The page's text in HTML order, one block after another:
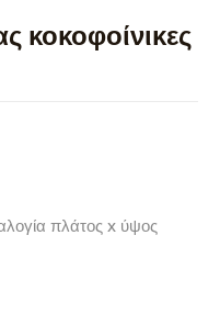
κοκοφοίνικες
πλάτος x ύψος